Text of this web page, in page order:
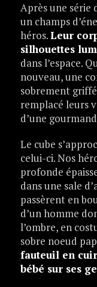
Après une série
un champs
héros.Leur
silhouettes
dans l’espace.
nouveau, une
sobrement
remplacé leurs
d’une
Le cube
celui-ci. Nos
profonde
dans une sale
passèrent en
d’un homme
l’ombre, en
sobre noeud
fauteuil en
bébé sur ses